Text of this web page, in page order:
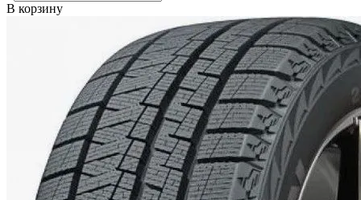
В корзину